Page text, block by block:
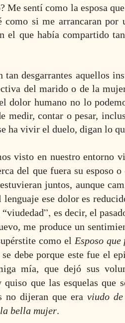
Me sentí como la esposa
como si me arrancaran
el que había compartido
tan desgarrantes aquellos
del marido o de la
dolor humano no lo
medir, contar o pesar,
ha vivir el duelo, digan lo
visto en nuestro entorno
del que fuera su esposo o
juntos, aunque
lenguaje ese dolor es
“viudedad”, es decir, el
me produce un
como el Esposo
debe porque este fue el
mía, que dejó sus
quiso que las esquelas que
no dijeran que era viudo
bella mujer.